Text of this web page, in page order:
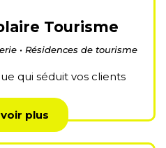
Tourisme
• Résidences de tourisme
qui séduit vos clients
plus